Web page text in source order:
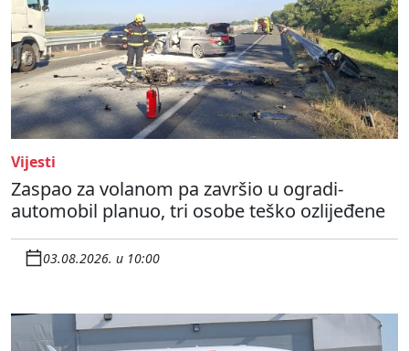
Vijesti
Zaspao za volanom pa završio u ogradi-
automobil planuo, tri osobe teško ozlijeđene
03.08.2026. u 10:00